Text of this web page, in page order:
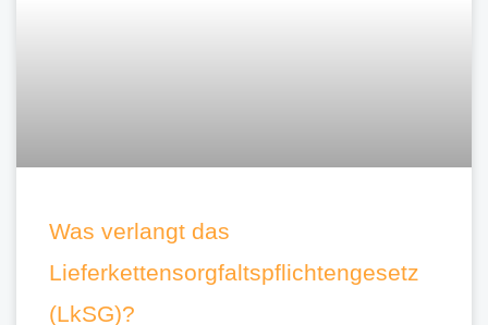
Was verlangt das
Lieferkettensorgfaltspflichtengesetz
(LkSG)?